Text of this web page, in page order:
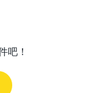
吧！